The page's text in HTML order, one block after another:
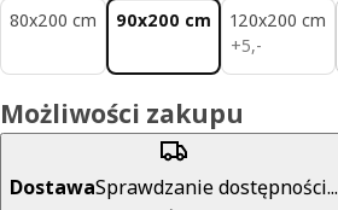
80x200 cm 90x200 cm
120x200 cm
+5,-
5,-
Możliwości zakupu
DostawaSprawdzanie dostępności...